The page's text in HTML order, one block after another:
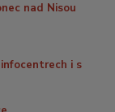
nad Nisou
i s